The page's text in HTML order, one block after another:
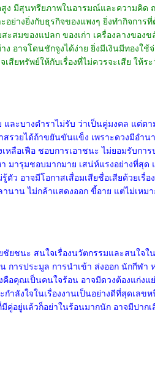
มีสุนทรียภาพในอารมณ์และความคิด ถ
อย่างยิ่งกับธุรกิจของแพงๆ ยิ่งทำกิจกา
สมของแปลก ของเก่า เครื่องลางของ
ง อาจโดนชักจูงได้ง่าย ยิ่งมีเงินมีทองใ
เสียทรัพย์ให้กับเรื่องที่ไม่ควรจะเสีย ใ
และบางตำราไม่รับ ว่าเป็นคู่มงคล แต่
สรวยได้ถ้าขยันขันแข็ง เพราะดวงมีอำ
หลือเฟือ ชอบการเอาชนะ ไม่ยอมรับก
มารุมชอบมากมาย เสน่ห์แรงอย่างที่สุด
ตัว อาจมีโอกาสเสื่อมเสียชื่อเสียด้วยเ
นาน ไม่กล้าแสดงออก ขี้อาย แต่ไม่เห
ยชนะ สนใจเรื่องนวัตกรรมและสนใจใ
การประมูล การนำเข้า ส่งออก นักกีฬ
งคือคุณเป็นคนใจร้อน อาจมีดวงต้องแก่
ำลังใจในเรื่องงานเป็นอย่างดีที่สุดเลข
คู่อยู่แล้วก็อย่าในร้อนมากนัก อาจมีปาก